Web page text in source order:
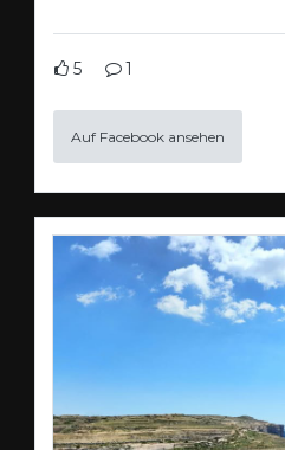
5 1
Auf Facebook ansehen